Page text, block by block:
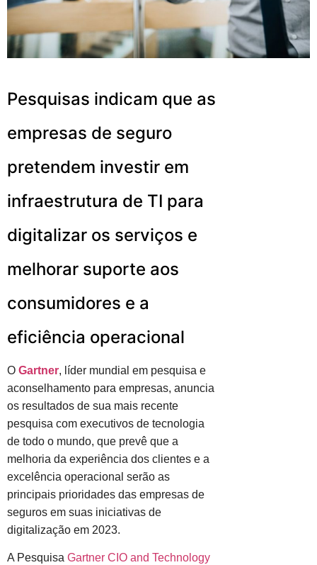
Pesquisas indicam que as
empresas de seguro
pretendem investir em
infraestrutura de TI para
digitalizar os serviços e
melhorar suporte aos
consumidores e a
eficiência operacional
O Gartner, líder mundial em pesquisa e
aconselhamento para empresas, anuncia
os resultados de sua mais recente
pesquisa com executivos de tecnologia
de todo o mundo, que prevê que a
melhoria da experiência dos clientes e a
excelência operacional serão as
principais prioridades das empresas de
seguros em suas iniciativas de
digitalização em 2023.
A Pesquisa Gartner CIO and Technology